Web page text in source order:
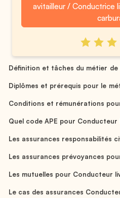
avitailleur / Conductrice
Définition et tâches du métier
Diplômes et prérequis pour le
Conditions et rémunérations
Quel code APE pour
Les assurances responsabilités
Les assurances prévoyances
Les mutuelles pour Conducteur
Le cas des assurances